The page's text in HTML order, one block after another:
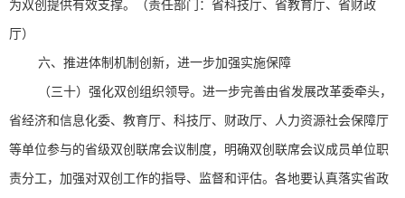
为双创提供有效支撑。（责任部门：省科技厅、省教育厅、省财政
厅）
六、推进体制机制创新，进一步加强实施保障
（三十）强化双创组织领导。进一步完善由省发展改革委牵头，
省经济和信息化委、教育厅、科技厅、财政厅、人力资源社会保障厅
等单位参与的省级双创联席会议制度，明确双创联席会议成员单位职
责分工，加强对双创工作的指导、监督和评估。各地要认真落实省政